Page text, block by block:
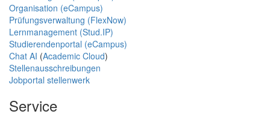
Organisation (eCampus)
Prüfungsverwaltung (FlexNow)
Lernmanagement (Stud.IP)
Studierendenportal (eCampus)
Chat AI (Academic Cloud)
Stellenausschreibungen
Jobportal stellenwerk
Service